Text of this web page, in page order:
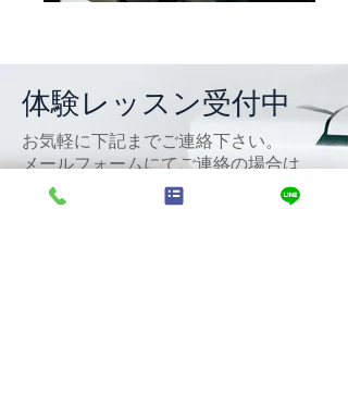
体験レッスン受付中
​お気軽に下記までご連絡下さい。
​メールフォームにてご連絡の場合は、
講座を選び、「体験レッスン希望」と
明記してください。